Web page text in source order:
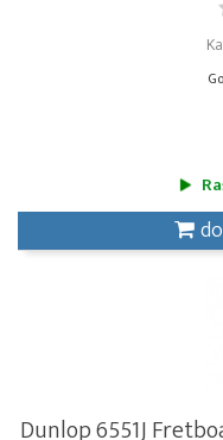
Dunlop 6551J